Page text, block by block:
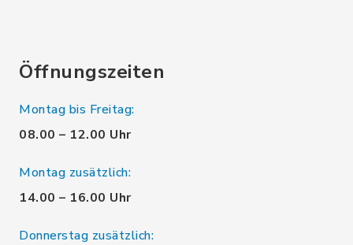
Öffnungszeiten
Montag bis Freitag:
08.00 – 12.00 Uhr
Montag zusätzlich:
14.00 – 16.00 Uhr
Donnerstag zusätzlich: